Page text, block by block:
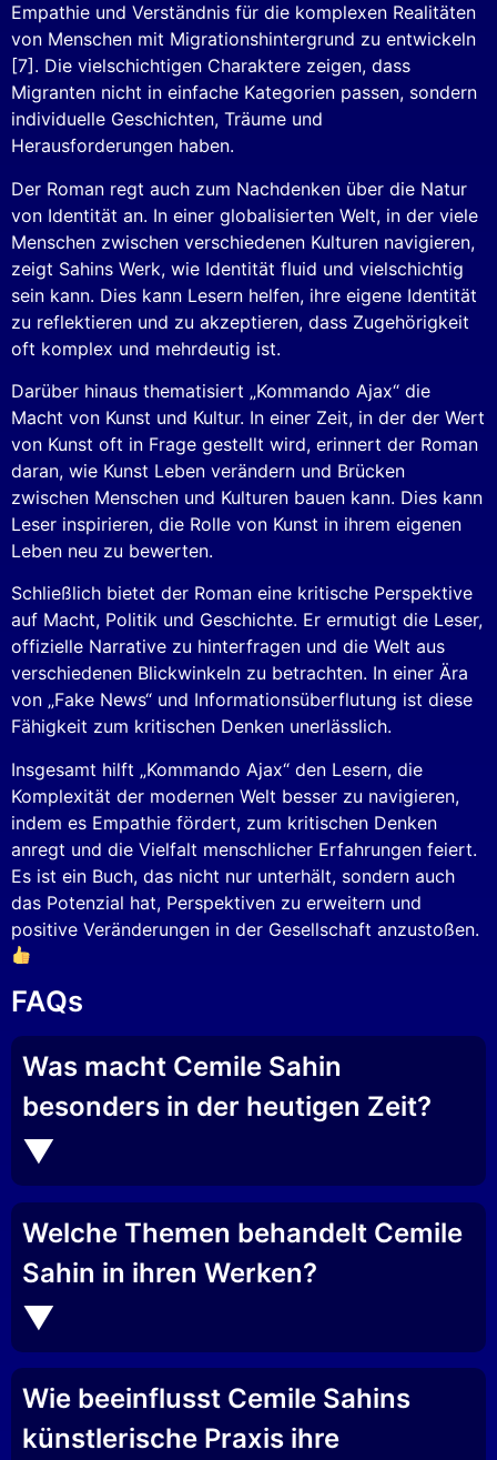
Empathie und Verständnis für die komplexen Realitäten
von Menschen mit Migrationshintergrund zu entwickeln
[7]. Die vielschichtigen Charaktere zeigen, dass
Migranten nicht in einfache Kategorien passen, sondern
individuelle Geschichten, Träume und
Herausforderungen haben.
Der Roman regt auch zum Nachdenken über die Natur
von Identität an. In einer globalisierten Welt, in der viele
Menschen zwischen verschiedenen Kulturen navigieren,
zeigt Sahins Werk, wie Identität fluid und vielschichtig
sein kann. Dies kann Lesern helfen, ihre eigene Identität
zu reflektieren und zu akzeptieren, dass Zugehörigkeit
oft komplex und mehrdeutig ist.
Darüber hinaus thematisiert „Kommando Ajax“ die
Macht von Kunst und Kultur. In einer Zeit, in der der Wert
von Kunst oft in Frage gestellt wird, erinnert der Roman
daran, wie Kunst Leben verändern und Brücken
zwischen Menschen und Kulturen bauen kann. Dies kann
Leser inspirieren, die Rolle von Kunst in ihrem eigenen
Leben neu zu bewerten.
Schließlich bietet der Roman eine kritische Perspektive
auf Macht, Politik und Geschichte. Er ermutigt die Leser,
offizielle Narrative zu hinterfragen und die Welt aus
verschiedenen Blickwinkeln zu betrachten. In einer Ära
von „Fake News“ und Informationsüberflutung ist diese
Fähigkeit zum kritischen Denken unerlässlich.
Insgesamt hilft „Kommando Ajax“ den Lesern, die
Komplexität der modernen Welt besser zu navigieren,
indem es Empathie fördert, zum kritischen Denken
anregt und die Vielfalt menschlicher Erfahrungen feiert.
Es ist ein Buch, das nicht nur unterhält, sondern auch
das Potenzial hat, Perspektiven zu erweitern und
positive Veränderungen in der Gesellschaft anzustoßen.
FAQs
Was macht Cemile Sahin
besonders in der heutigen Zeit?
Welche Themen behandelt Cemile
Sahin in ihren Werken?
Wie beeinflusst Cemile Sahins
künstlerische Praxis ihre